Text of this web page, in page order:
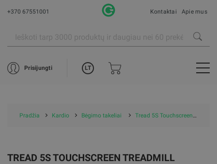
+370 67551001 Kontaktai Apie mus
Prisijungti LT
Pradžia Kardio Bėgimo takeliai Tread 5S Touchscreen Treadmill
TREAD 5S TOUCHSCREEN TREADMILL